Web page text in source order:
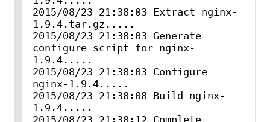
2015/08/23 21:38:03 Extract nginx-
1.9.4.tar.gz.....
2015/08/23 21:38:03 Generate
configure script for nginx-
1.9.4.....
2015/08/23 21:38:03 Configure
nginx-1.9.4.....
2015/08/23 21:38:08 Build nginx-
1.9.4.....
2015/08/23 21:38:12 Complete